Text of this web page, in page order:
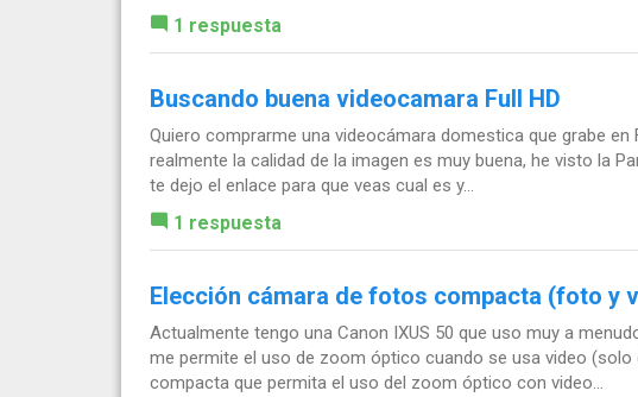
1 respuesta
Buscando buena videocamara Full HD
Quiero comprarme una videocámara domestica que grabe
realmente la calidad de la imagen es muy buena, he visto la
te dejo el enlace para que veas cual es y...
1 respuesta
Elección cámara de fotos compacta (foto y
Actualmente tengo una Canon IXUS 50 que uso muy a
me permite el uso de zoom óptico cuando se usa video (solo
compacta que permita el uso del zoom óptico con video...